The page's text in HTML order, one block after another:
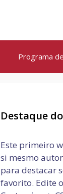
Programa
Destaque
Este primeiro
si mesmo
para destacar
favorito. Edite